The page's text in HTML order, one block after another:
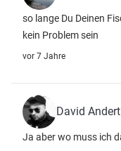
so lange Du Deinen
kein Problem sein
vor 7 Jahre
David Andert
Ja aber wo muss ich